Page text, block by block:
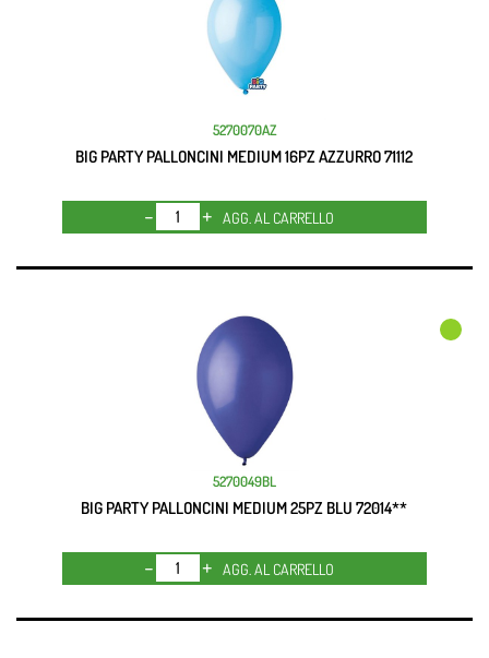
5270070AZ
BIG PARTY PALLONCINI MEDIUM 16PZ AZZURRO 71112
Quantità
AGG. AL CARRELLO
5270049BL
BIG PARTY PALLONCINI MEDIUM 25PZ BLU 72014**
Quantità
AGG. AL CARRELLO